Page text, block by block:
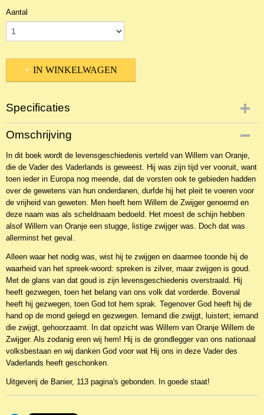
Aantal
IN WINKELWAGEN
Specificaties
Productcode
2BKJ-2511
Omschrijving
In dit boek wordt de levensgeschiedenis verteld van Willem van Oranje,
die de Vader des Vaderlands is geweest. Hij was zijn tijd ver vooruit, want
toen ieder in Europa nog meende, dat de vorsten ook te gebieden hadden
over de gewetens van hun onderdanen, durfde hij het pleit te voeren voor
de vrijheid van geweten. Men heeft hem Willem de Zwijger genoemd en
deze naam was als scheldnaam bedoeld. Het moest de schijn hebben
alsof Willem van Oranje een stugge, listige zwijger was. Doch dat was
allerminst het geval.
Alleen waar het nodig was, wist hij te zwijgen en daarmee toonde hij de
waarheid van het spreek-woord: spreken is zilver, maar zwijgen is goud.
Met de glans van dat goud is zijn levensgeschiedenis overstraald. Hij
heeft gezwegen, toen het belang van ons volk dat vorderde. Bovenal
heeft hij gezwegen, toen God tot hem sprak. Tegenover God heeft hij de
hand op de mond gelegd en gezwegen. Iemand die zwijgt, luistert; iemand
die zwijgt, gehoorzaamt. In dat opzicht was Willem van Oranje Willem de
Zwijger. Als zodanig eren wij hem! Hij is de grondlegger van ons nationaal
volksbestaan en wij danken God voor wat Hij ons in deze Vader des
Vaderlands heeft geschonken.
Uitgeverij de Banier, 113 pagina's gebonden. In goede staat!